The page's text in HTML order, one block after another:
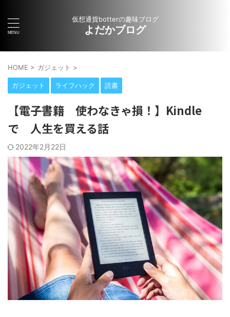
仮想通貨botterの趣味ブログ
よだかブログ
HOME > ガジェット >
ガジェット ライフハック 読書
【電子書籍 使わなきゃ損！】Kindle
で 人生を買える話
2022年2月22日